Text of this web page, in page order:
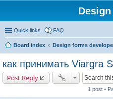
Quick links FAQ
Board index Design forms
как принимать Viargra
Post Reply
1 post •